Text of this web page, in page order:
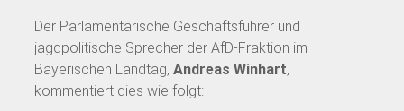
Der Parlamentarische Geschäftsführer und
jagdpolitische Sprecher der AfD-Fraktion im
Bayerischen Landtag, Andreas Winhart,
kommentiert dies wie folgt: